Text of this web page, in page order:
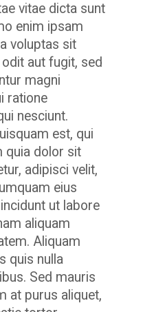
vitae dicta sunt
enim ipsam
voluptas sit
aut fugit, sed
magni
ratione
nesciunt.
est, qui
quia dolor sit
adipisci velit,
eius
ut labore
aliquam
Aliquam
quis nulla
Sed mauris
at purus aliquet,